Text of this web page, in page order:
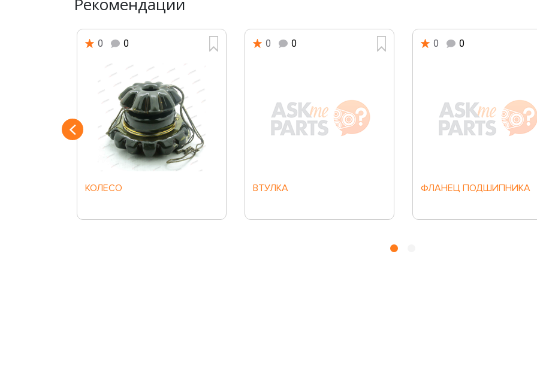
0 0
КОЛЕСО
0 0
ВТУЛКА
0 0
ФЛАНЕЦ ПОДШИПНИКА